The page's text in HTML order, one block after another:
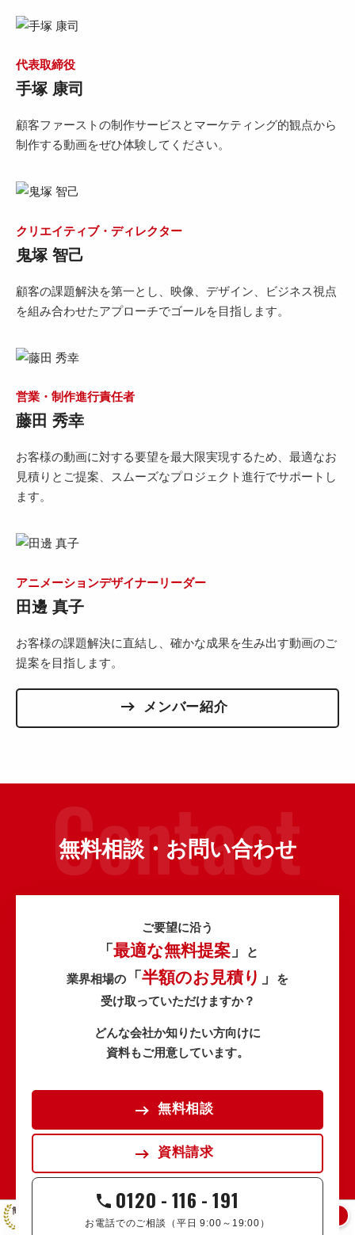
簡単な質問に答えるだけで見積り&資料請求
動画制作は初めてですか？
はい
代表取締役
手塚 康司
顧客ファーストの制作サービスとマーケティング的観点から
制作する動画をぜひ体験してください。
クリエイティブ・ディレクター
鬼塚 智己
顧客の課題解決を第一とし、映像、デザイン、ビジネス視点
を組み合わせたアプローチでゴールを目指します。
営業・制作進行責任者
藤田 秀幸
お客様の動画に対する要望を最大限実現するため、最適なお
見積りとご提案、スムーズなプロジェクト進行でサポートし
ます。
アニメーションデザイナーリーダー
田邊 真子
お客様の課題解決に直結し、確かな成果を生み出す動画のご
提案を目指します。
メンバー紹介
無料相談・お問い合わせ
ご要望に沿う
「 最適な無料提案」
と
業界相場の
「 半額のお見積り 」
を
受け取っていただけますか？
どんな会社か知りたい方向けに
資料もご用意しています。
無料相談
資料請求
0120 -116 -191
お電話でのご相談（平日 9:00～19:00）